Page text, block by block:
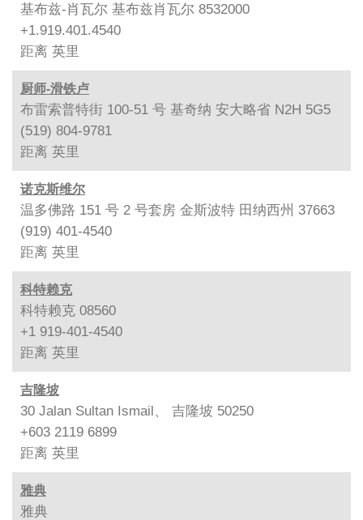
基布兹-肖瓦尔 基布兹肖瓦尔 8532000
+1.919.401.4540
距离 英里
厨师-滑铁卢
布雷索普特街 100-51 号 基奇纳 安大略省 N2H 5G5
(519) 804-9781
距离 英里
诺克斯维尔
温多佛路 151 号 2 号套房 金斯波特 田纳西州 37663
(919) 401-4540
距离 英里
科特赖克
科特赖克 08560
+1 919-401-4540
距离 英里
吉隆坡
30 Jalan Sultan Ismail、 吉隆坡 50250
+603 2119 6899
距离 英里
雅典
雅典